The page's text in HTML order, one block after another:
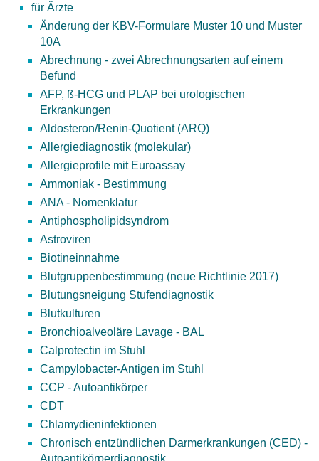
für Ärzte
Änderung der KBV-Formulare Muster 10 und Muster
10A
Abrechnung - zwei Abrechnungsarten auf einem
Befund
AFP, ß-HCG und PLAP bei urologischen
Erkrankungen
Aldosteron/Renin-Quotient (ARQ)
Allergiediagnostik (molekular)
Allergieprofile mit Euroassay
Ammoniak - Bestimmung
ANA - Nomenklatur
Antiphospholipidsyndrom
Astroviren
Biotineinnahme
Blutgruppenbestimmung (neue Richtlinie 2017)
Blutungsneigung Stufendiagnostik
Blutkulturen
Bronchioalveoläre Lavage - BAL
Calprotectin im Stuhl
Campylobacter-Antigen im Stuhl
CCP - Autoantikörper
CDT
Chlamydieninfektionen
Chronisch entzündlichen Darmerkrankungen (CED) -
Autoantikörperdiagnostik